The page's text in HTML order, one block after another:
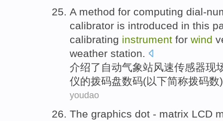
A method for computing dial-
calibrator is introduced in this
calibrating instrument for wind
weather station.
介绍了 自动气象站风速传感器现
仪的拨码盘数码(以下简称拨码数)
youdao
The graphics dot - matrix LCD